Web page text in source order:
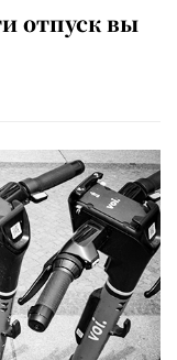
отпуск вы